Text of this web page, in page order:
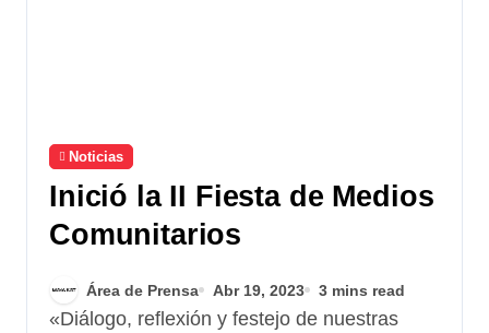
Noticias
Inició la II Fiesta de Medios
Comunitarios
Área de Prensa Abr 19, 2023 3 mins read
«Diálogo, reflexión y festejo de nuestras